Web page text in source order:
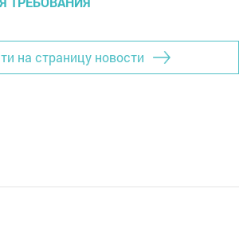
на страницу новости